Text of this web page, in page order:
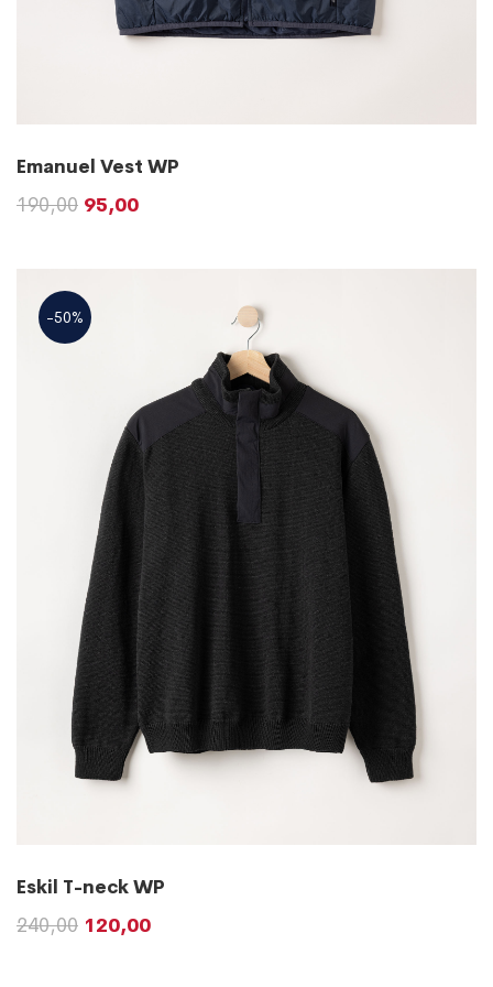
Emanuel Vest WP
190,00 95,00
-50%
Eskil T-neck WP
240,00 120,00